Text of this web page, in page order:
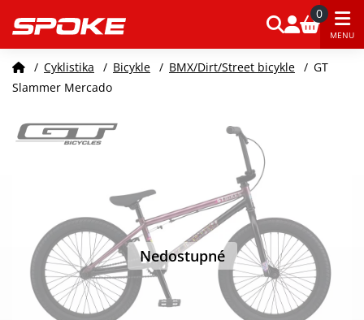
0
MENU
/ Cyklistika / Bicykle / BMX/Dirt/Street bicykle / GT
Slammer Mercado
Nedostupné